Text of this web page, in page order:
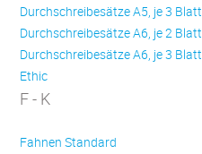
Durchschreibesätze A5, je 3 Blatt
Durchschreibesätze A6, je 2 Blatt
Durchschreibesätze A6, je 3 Blatt
Ethic
F - K
Fahnen Standard